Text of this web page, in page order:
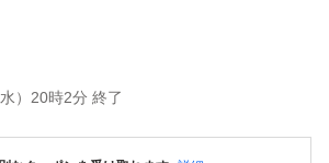
）20時2分 終了